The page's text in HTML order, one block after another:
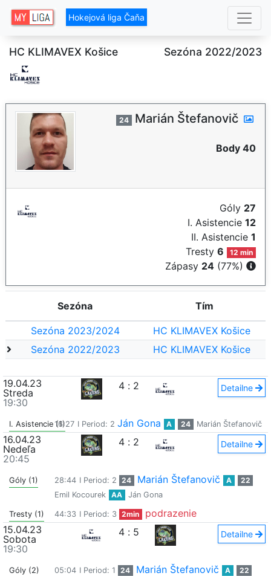
Hokejová liga Čaňa
HC KLIMAVEX Košice Sezóna 2022/2023
24 Marián Štefanovič
Body 40
Góly 27
I. Asistencie 12
II. Asistencie 1
Tresty6 12 min
Zápasy 24 (77%)
Sezóna Tím
Sezóna 2023/2024
HC KLIMAVEX Košice
Sezóna 2022/2023
HC KLIMAVEX Košice
19.04.23
Streda
19:30
4 : 2 Detailne
I. Asistencie (1)16:27 I Period: 2 Ján Gona A 24 Marián Štefanovič
16.04.23
Nedeľa
20:45
4 : 2 Detailne
Góly (1) 28:44 I Period: 2 24 Marián Štefanovič A
22
Emil Kocourek
AA Ján Gona
Tresty (1) 44:33 I Period: 3 2min
podrazenie
15.04.23
Sobota
19:30
4 : 5 Detailne
Góly (2) 05:04 I Period: 1 24 Marián Štefanovič A
22